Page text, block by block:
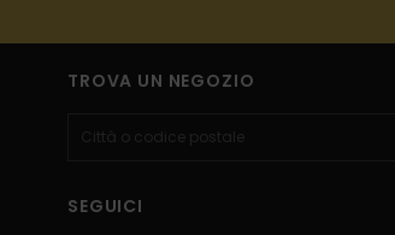
TROVA UN NEGOZIO
SEGUICI